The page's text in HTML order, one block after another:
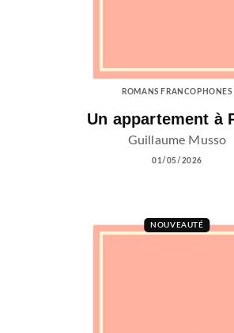
ROMANS FRANCOPHONES
Un appartement à
Guillaume Musso
01/05/2026
NOUVEAUTÉ